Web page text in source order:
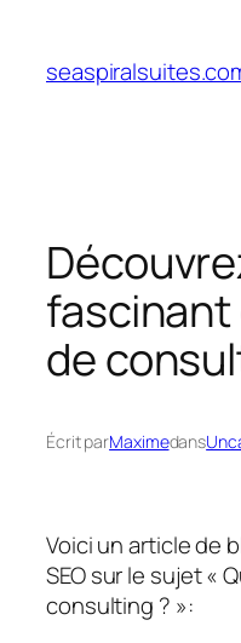
contenu
de
Écrit parMaximedans
Voici un article de
SEO sur le sujet «
consulting ? »: